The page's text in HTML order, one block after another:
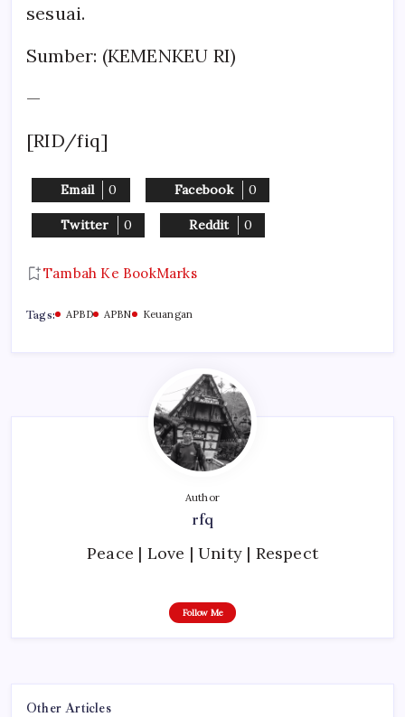
sesuai.
Sumber: (KEMENKEU RI)
—
[RID/fiq]
Email 0 Facebook 0
Twitter 0 Reddit 0
Tambah Ke BookMarks
Tags: APBD APBN Keuangan
Author
rfq
Peace | Love | Unity | Respect
Follow Me
Other Articles